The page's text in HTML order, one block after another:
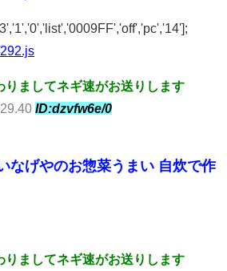
りましてネギ速がお送りします
ID:dzvfw6e/0
なげやのお惣菜うまい 自炊で作
りましてネギ速がお送りします